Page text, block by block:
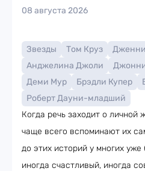
08 августа 2026
Звезды Том Круз
Анджелина Джоли
Деми Мур
Брэдли Купер
Роберт Дауни-младший
Когда речь заходит о личной
чаще всего вспоминают их
до этих историй у многих
иногда счастливый, иногда